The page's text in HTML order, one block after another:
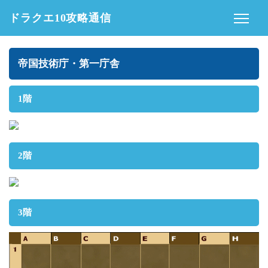
ドラクエ10攻略通信
帝国技術庁・第一庁舎
1階
2階
3階